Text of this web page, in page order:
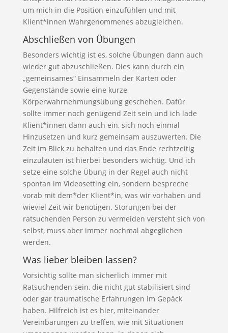
um mich in die Position einzufühlen und mit
Klient*innen Wahrgenommenes abzugleichen.
Abschließen von Übungen
Besonders wichtig ist es, solche Übungen dann auch
wieder gut abzuschließen. Dies kann durch ein
„gemeinsames“ Einsammeln der Karten oder
Gegenstände sowie eine kurze
Körperwahrnehmungsübung geschehen. Dafür
sollte immer noch genügend Zeit sein und ich lade
Klient*innen dann auch ein, sich noch einmal
Hinzusetzen und kurz gemeinsam auszuwerten. Die
Zeit im Blick zu behalten und das Ende rechtzeitig
einzuläuten ist hierbei besonders wichtig. Und ich
setze eine solche Übung in der Regel auch nicht
spontan im Videosetting ein, sondern bespreche
vorab mit dem*der Klient*in, was wir vorhaben und
wieviel Zeit wir benötigen. Störungen bei der
ratsuchenden Person zu vermeiden versteht sich von
selbst, muss aber immer nochmal abgeglichen
werden.
Was lieber bleiben lassen?
Vorsichtig sollte man sicherlich immer mit
Ratsuchenden sein, die nicht gut stabilisiert sind
oder gar traumatische Erfahrungen im Gepäck
haben. Hilfreich ist es hier, miteinander
Vereinbarungen zu treffen, wie mit Situationen